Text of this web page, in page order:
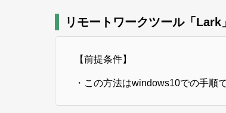
リモートワークツール「Lark
【前提条件】
・この方法はwindows10での手順で